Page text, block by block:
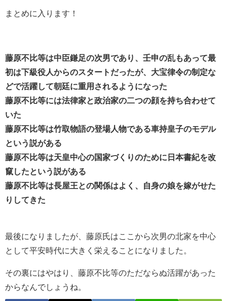
まとめに入ります！
藤原不比等は中臣鎌足の次男であり、壬申の乱もあって最
初は下級役人からのスタートだったが、大宝律令の制定な
どで活躍して朝廷に重用されるようになった
藤原不比等には法律家と政治家の二つの顔を持ち合わせて
いた
藤原不比等は竹取物語の登場人物である車持皇子のモデル
という説がある
藤原不比等は天皇中心の国家づくりのために日本書紀を改
竄したという説がある
藤原不比等は長屋王との関係はよく、自身の娘を嫁がせた
りしてきた
最後になりましたが、藤原氏はここから次男の北家を中心
として平安時代に大きく栄えることになりました。
その裏にはやはり、藤原不比等のただならぬ活躍があった
からなんでしょうね。